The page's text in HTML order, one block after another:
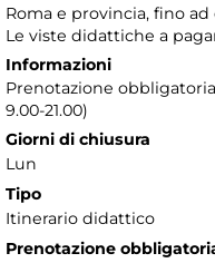
Roma e provincia, fino
Le viste didattiche a
Informazioni
Prenotazione
9.00-21.00)
Giorni di chiusura
Lun
Tipo
Itinerario didattico
Prenotazione